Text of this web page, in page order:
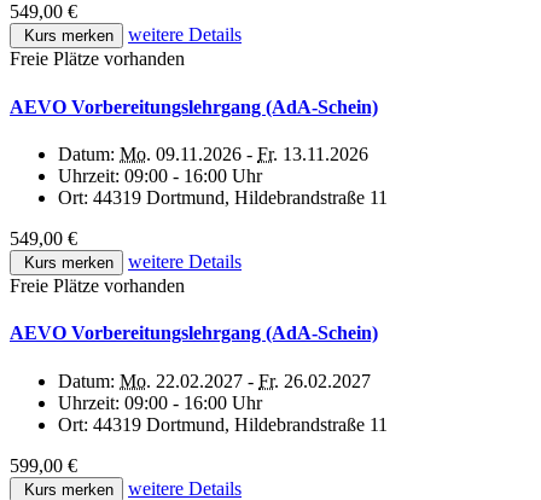
549,00 €
Kurs merken
weitere Details
Freie Plätze vorhanden
AEVO Vorbereitungslehrgang (AdA-Schein)
Datum: Mo. 09.11.2026 - Fr. 13.11.2026
Uhrzeit: 09:00 - 16:00 Uhr
Ort: 44319 Dortmund, Hildebrandstraße 11
549,00 €
Kurs merken
weitere Details
Freie Plätze vorhanden
AEVO Vorbereitungslehrgang (AdA-Schein)
Datum: Mo. 22.02.2027 - Fr. 26.02.2027
Uhrzeit: 09:00 - 16:00 Uhr
Ort: 44319 Dortmund, Hildebrandstraße 11
599,00 €
Kurs merken
weitere Details